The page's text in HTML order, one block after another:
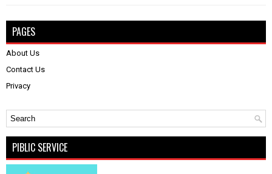
PAGES
About Us
Contact Us
Privacy
PIBLIC SERVICE